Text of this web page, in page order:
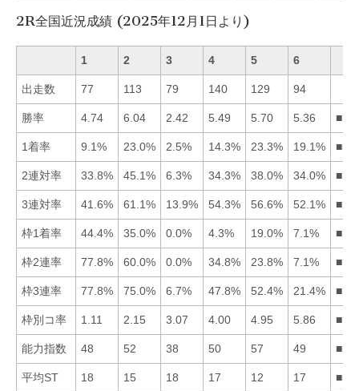
2R全国近況成績 (2025年12月1日より)
1 2 3 4 5 6
出走数 77 113 79 140 129 94
勝率 4.74 6.04 2.42 5.49 5.70 5.36
1着率 9.1% 23.0% 2.5% 14.3% 23.3% 19.1%
2連対率 33.8% 45.1% 6.3% 34.3% 38.0% 34.0%
3連対率 41.6% 61.1% 13.9% 54.3% 56.6% 52.1%
枠1着率 44.4% 35.0% 0.0% 4.3% 19.0% 7.1%
枠2連率 77.8% 60.0% 0.0% 34.8% 23.8% 7.1%
枠3連率 77.8% 75.0% 6.7% 47.8% 52.4% 21.4%
枠別コ率 1.11 2.15 3.07 4.00 4.95 5.86
能力指数 48 52 38 50 57 49
平均ST 18 15 18 17 12 17